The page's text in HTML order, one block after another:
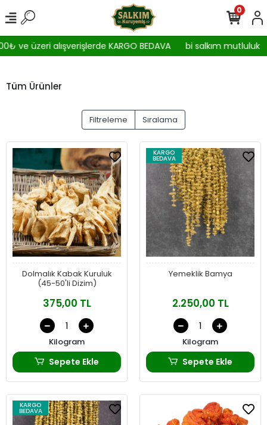
ve üzeri alışverişlerde KARGO BEDAVA bi salkım mutluluk
0
Tüm Ürünler
Filtreleme Sıralama
Dolmalık Kabak Kuruluk
(45-50'li Dizim)
375,00 TL
Kilogram
Sepete Ekle
KARGO
BEDAVA
Yemeklik Bamya
2.250,00 TL
Kilogram
Sepete Ekle
KARGO
BEDAVA